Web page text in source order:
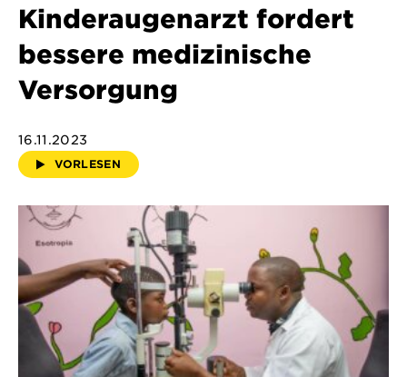
Kinderaugenarzt fordert
bessere medizinische
Versorgung
16.11.2023
VORLESEN